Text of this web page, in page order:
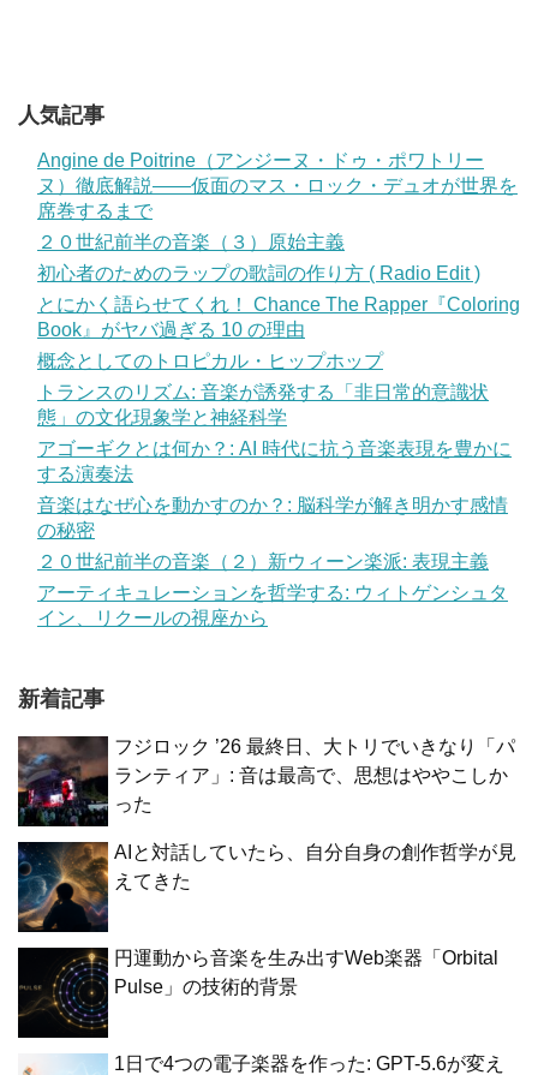
人気記事
Angine de Poitrine（アンジーヌ・ドゥ・ポワトリー
ヌ）徹底解説——仮面のマス・ロック・デュオが世界を
席巻するまで
２０世紀前半の音楽（３）原始主義
初心者のためのラップの歌詞の作り方 ( Radio Edit )
とにかく語らせてくれ！ Chance The Rapper『Coloring
Book』がヤバ過ぎる 10 の理由
概念としてのトロピカル・ヒップホップ
トランスのリズム: 音楽が誘発する「非日常的意識状
態」の文化現象学と神経科学
アゴーギクとは何か？: AI 時代に抗う音楽表現を豊かに
する演奏法
音楽はなぜ心を動かすのか？: 脳科学が解き明かす感情
の秘密
２０世紀前半の音楽（２）新ウィーン楽派: 表現主義
アーティキュレーションを哲学する: ウィトゲンシュタ
イン、リクールの視座から
新着記事
フジロック ’26 最終日、大トリでいきなり「パ
ランティア」: 音は最高で、思想はややこしか
った
AIと対話していたら、自分自身の創作哲学が見
えてきた
円運動から音楽を生み出すWeb楽器「Orbital
Pulse」の技術的背景
1日で4つの電子楽器を作った: GPT-5.6が変え